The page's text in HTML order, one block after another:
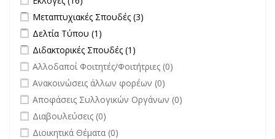
Apply Μεταπτυχιακές Σπουδές filter
Μεταπτυχιακές Σπουδές (3)
Apply Δελτία Τύπου filter
Δελτία Τύπου (1)
Apply Διδακτορικές Σπουδές filter
Διδακτορικές Σπουδές (1)
undefined
Αλλοδαποί Φοιτητές/Φοιτήτριες (0)
undefined
Ανακοινώσεις άλλων φορέων (0)
undefined
Αποφάσεις Συλλογικών Οργάνων (0)
undefined
Διαβουλεύσεις (0)
undefined
Διοικητικά Θέματα (0)